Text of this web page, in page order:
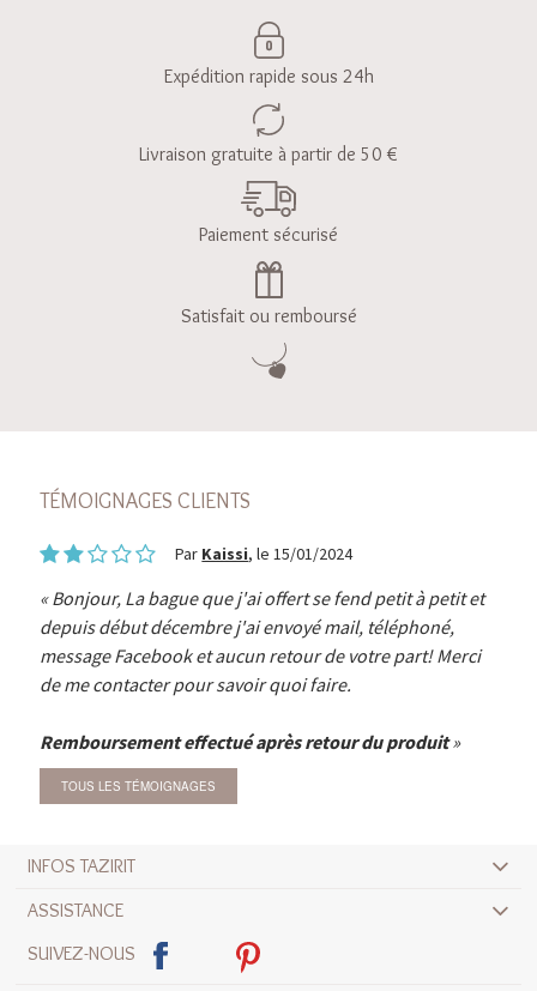
Expédition rapide sous 24h
Livraison gratuite à partir de 50 €
Paiement sécurisé
Satisfait ou remboursé
TÉMOIGNAGES CLIENTS
Par Kaissi, le 15/01/2024
Bonjour, La bague que j'ai offert se fend petit à petit et
depuis début décembre j'ai envoyé mail, téléphoné,
message Facebook et aucun retour de votre part! Merci
de me contacter pour savoir quoi faire.
Remboursement effectué après retour du produit
TOUS LES TÉMOIGNAGES
INFOS TAZIRIT
ASSISTANCE
SUIVEZ-NOUS